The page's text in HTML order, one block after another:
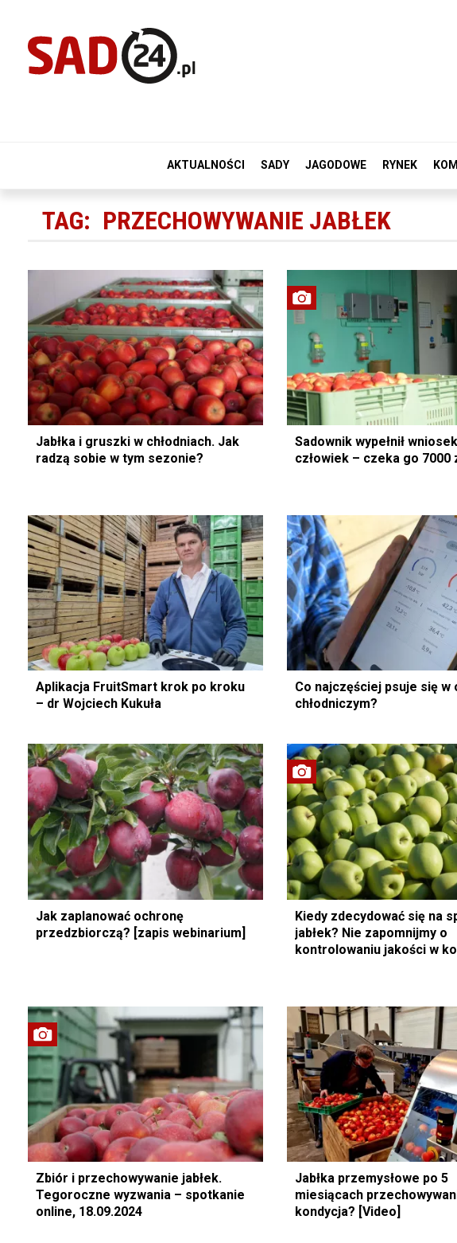
AKTUALNOŚCI SADY JAGODOWE RYNEK
TAG: PRZECHOWYWANIE JABŁEK
Jabłka i gruszki w chłodniach. Jak
radzą sobie w tym sezonie?
Sadownik wypełnił
człowiek – czeka go 7000
Aplikacja FruitSmart krok po kroku
– dr Wojciech Kukuła
Co najczęściej psuje się w
chłodniczym?
Jak zaplanować ochronę
przedzbiorczą? [zapis webinarium]
Kiedy zdecydować się na
jabłek? Nie zapomnijmy o
kontrolowaniu jakości w
Zbiór i przechowywanie jabłek.
Tegoroczne wyzwania – spotkanie
online, 18.09.2024
Jabłka przemysłowe po 5
miesiącach
kondycja? [Video]